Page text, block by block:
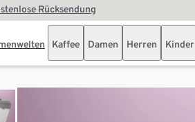
Rücksendung
Kaffee Damen Herren Kinder